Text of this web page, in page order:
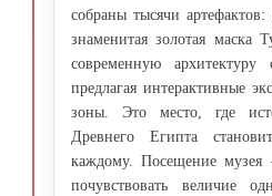
собраны тысячи
знаменитая золотая маска
современную
предлагая интерактивные
зоны. Это место, где
Древнего Египта
каждому. Посещение музея
почувствовать величие